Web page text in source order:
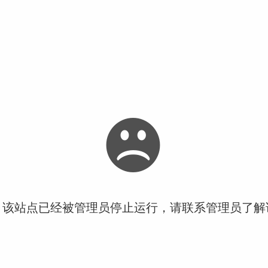
站点已经被管理员停止运行，请联系管理员了